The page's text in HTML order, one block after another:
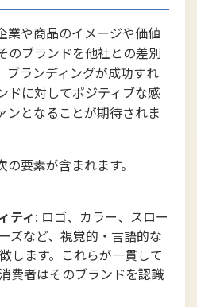
業や商品のイメージや価値
のブランドを他社との差別
ブランディングが成功すれ
ドに対してポジティブな感
ンとなることが期待されま
要素が含まれます。
ティ: ロゴ、カラー、スロー
ズなど、視覚的・言語的な
します。これらが一貫して
費者はそのブランドを認識